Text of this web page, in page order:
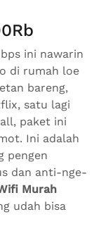
ini nawarin
di rumah loe
bareng,
satu lagi
paket ini
Ini adalah
pengen
dan anti-nge-
Murah
udah bisa